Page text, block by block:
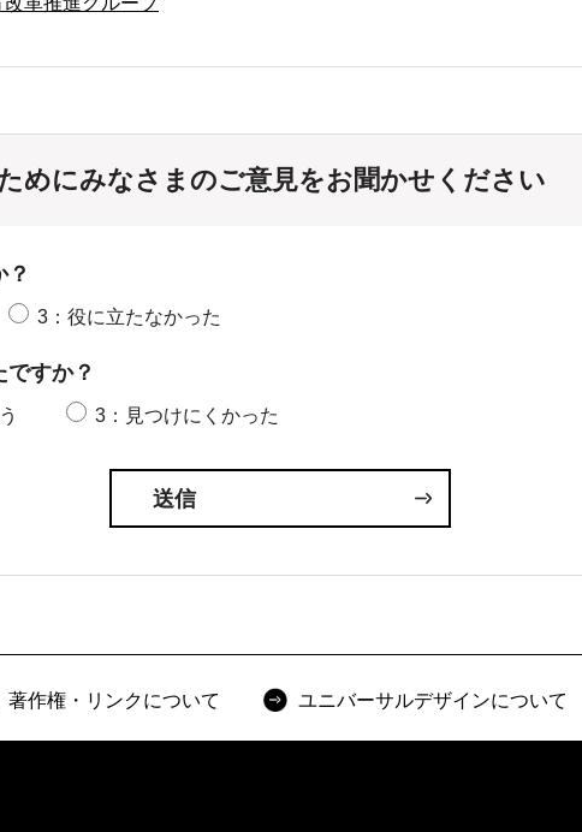
めにみなさまのご意見をお聞かせください
3：役に立たなかった
すか？
3：見つけにくかった
著作権・リンクについて ユニバーサルデザインについて